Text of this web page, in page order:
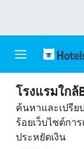
โรงแรมใกล้
ค้นหาและเปรีย
ร้อยเว็บไซต์กา
ประหยัดเงิน